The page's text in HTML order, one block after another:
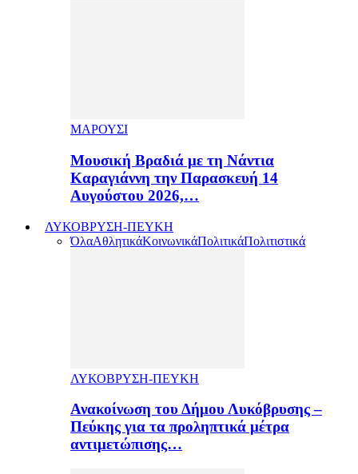
ΜΑΡΟΥΣΙ
Μουσική Βραδιά με τη Νάντια
Καραγιάννη την Παρασκευή 14
Αυγούστου 2026,…
ΛΥΚΟΒΡΥΣΗ-ΠΕΥΚΗ
ΌλαΑθλητικάΚοινωνικάΠολιτικάΠολιτιστικά
ΛΥΚΟΒΡΥΣΗ-ΠΕΥΚΗ
Ανακοίνωση του Δήμου Λυκόβρυσης –
Πεύκης για τα προληπτικά μέτρα
αντιμετώπισης…